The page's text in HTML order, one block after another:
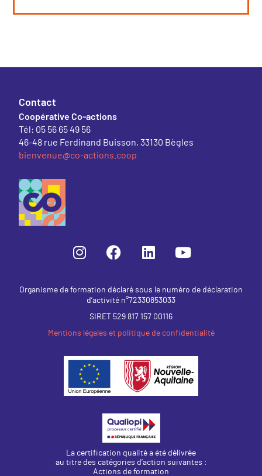
Contact
Coopérative Co-actions
Tél: 05 56 65 49 56
46-48 rue Ferdinand Buisson, 33130 Bègles
bienvenue@co-actions.coop
Organisme de formation déclaré sous le numéro de déclaration
d’activité n°72330853033
SIRET 529 817 157 00116
Mentions légales et politique de confidentialité
La certification qualité a été délivrée
au titre des catégories d’action suivantes :
Actions de formation